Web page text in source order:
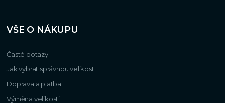
VŠE O NÁKUPU
Časté dotazy
Jak vybrat správnou velikost
Doprava a platba
Výměna velikosti